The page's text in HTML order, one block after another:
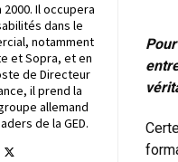
2000. Il occupera
dans le
notamment
et Sopra, et en
de Directeur
il prend la
allemand
de la GED.